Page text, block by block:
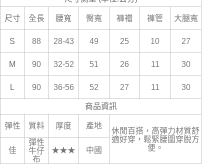
尺寸 全長 腰寬 臀寬 褲襠 褲管 大腿寬
S 88 28-43 49 25 10 27
M 90 32-52 51 26 11 30
L 90 36-56 52 27 11 30
商品資訊
彈性 質料 厚度 產地
休閒百搭，高彈力材質舒
適好穿，鬆緊腰圍穿脫方
便。
佳
彈性
牛仔
布
★★★ 中國